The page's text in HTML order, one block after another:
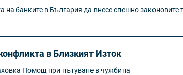
банките в България да внесе спешно законовите
в Близкият Изток
Помощ при пътуване в чужбина